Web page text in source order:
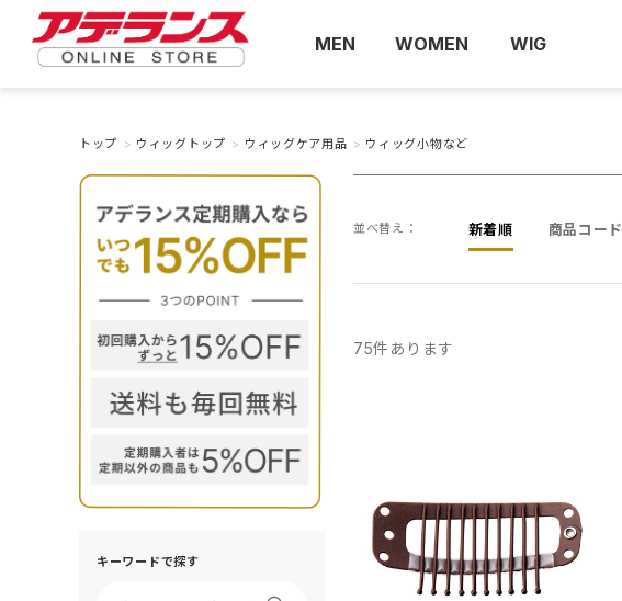
MEN WOMEN WIG
トップ > ウィッグトップ > ウィッグケア用品 > ウィッグ小物など
キーワードで探す
並べ替え： 新着順 商品コード
75件あります